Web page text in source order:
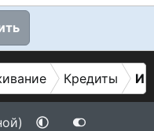
Кредиты